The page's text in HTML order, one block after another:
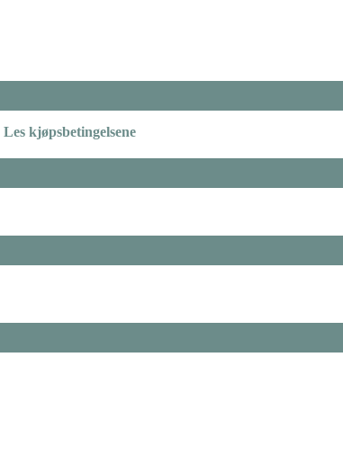
Les kjøpsbetingelsene